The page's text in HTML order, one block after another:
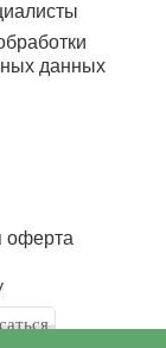
данных
оферта